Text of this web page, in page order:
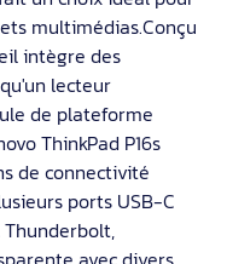
multimédias.Conçu
intègre des
lecteur
de plateforme
ThinkPad P16s
de connectivité
ports USB-C
Thunderbolt,